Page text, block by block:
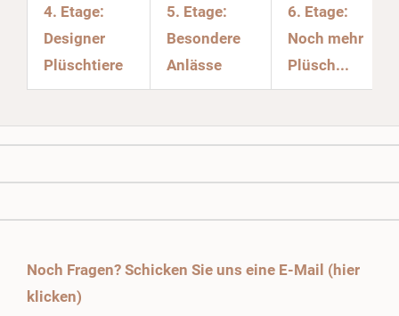
4. Etage:
Designer
Plüschtiere
5. Etage:
Besondere
Anlässe
6. Etage:
Noch mehr
Plüsch...
Noch Fragen? Schicken Sie uns eine E-Mail (hier
klicken)